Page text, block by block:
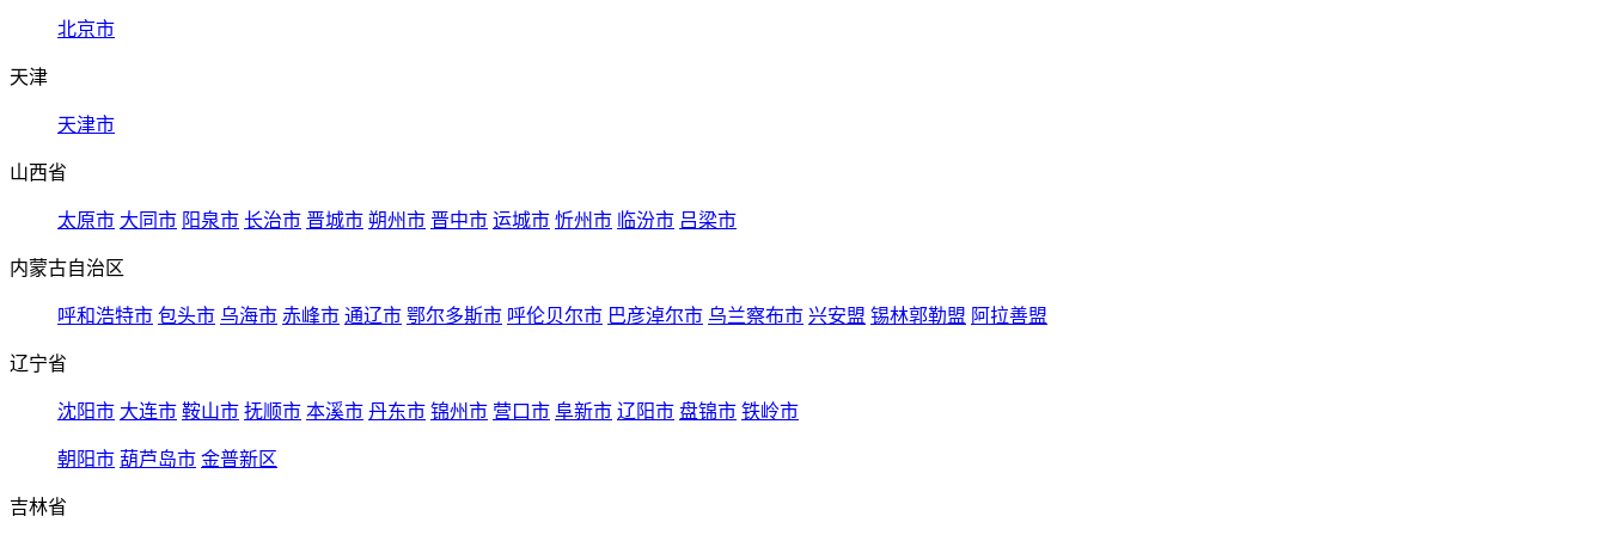
北京市
天津
天津市
山西省
太原市 大同市 阳泉市 长治市 晋城市 朔州市 晋中市 运城市 忻州市 临汾市 吕梁市
内蒙古自治区
呼和浩特市 包头市 乌海市 赤峰市 通辽市 鄂尔多斯市 呼伦贝尔市 巴彦淖尔市 乌兰察布市 兴安盟 锡林郭勒盟 阿拉善盟
辽宁省
沈阳市 大连市 鞍山市 抚顺市 本溪市 丹东市 锦州市 营口市 阜新市 辽阳市 盘锦市 铁岭市
朝阳市 葫芦岛市 金普新区
吉林省